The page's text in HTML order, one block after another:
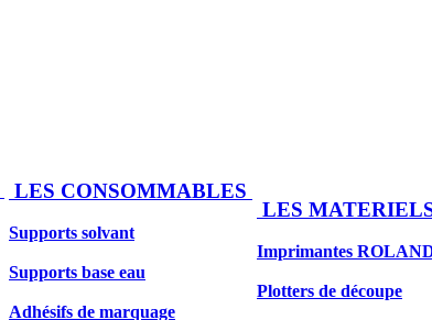
LES CONSOMMABLES
Supports solvant
Supports base eau
Adhésifs de marquage
LES
Imprimantes
Plotters de découpe